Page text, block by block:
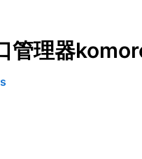
管理器